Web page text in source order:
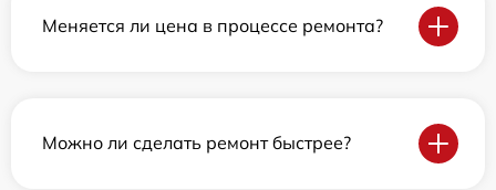
Меняется ли цена в процессе ремонта?
Можно ли сделать ремонт быстрее?